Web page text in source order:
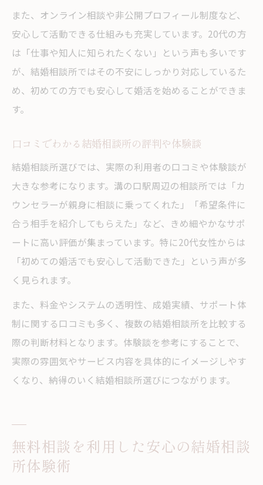
また、オンライン相談や非公開プロフィール制度など、
安心して活動できる仕組みも充実しています。20代の方
は「仕事や知人に知られたくない」という声も多いです
が、結婚相談所ではその不安にしっかり対応しているた
め、初めての方でも安心して婚活を始めることができま
す。
口コミでわかる結婚相談所の評判や体験談
結婚相談所選びでは、実際の利用者の口コミや体験談が
大きな参考になります。溝の口駅周辺の相談所では「カ
ウンセラーが親身に相談に乗ってくれた」「希望条件に
合う相手を紹介してもらえた」など、きめ細やかなサポ
ートに高い評価が集まっています。特に20代女性からは
「初めての婚活でも安心して活動できた」という声が多
く見られます。
また、料金やシステムの透明性、成婚実績、サポート体
制に関する口コミも多く、複数の結婚相談所を比較する
際の判断材料となります。体験談を参考にすることで、
実際の雰囲気やサービス内容を具体的にイメージしやす
くなり、納得のいく結婚相談所選びにつながります。
無料相談を利用した安心の結婚相談
所体験術